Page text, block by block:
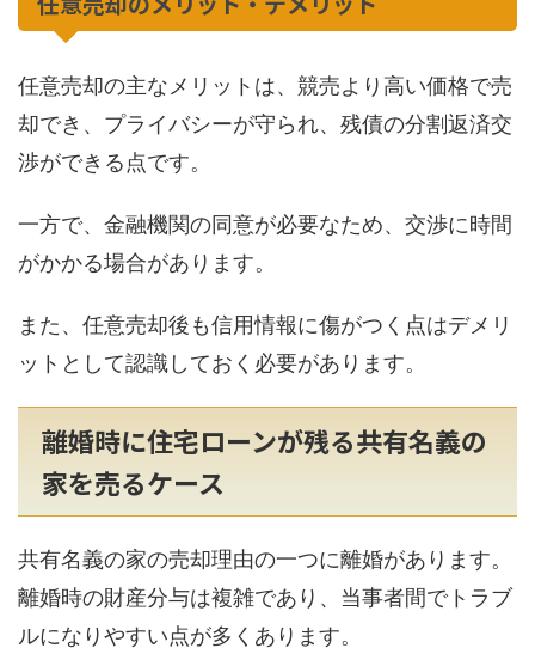
任意売却の主なメリットは、競売より高い価格で売
却でき、プライバシーが守られ、残債の分割返済交
渉ができる点です。
一方で、金融機関の同意が必要なため、交渉に時間
がかかる場合があります。
また、任意売却後も信用情報に傷がつく点はデメリ
ットとして認識しておく必要があります。
離婚時に住宅ローンが残る共有名義の
家を売るケース
共有名義の家の売却理由の一つに離婚があります。
離婚時の財産分与は複雑であり、当事者間でトラブ
ルになりやすい点が多くあります。